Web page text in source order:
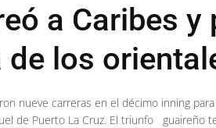
a Caribes y
los
nueve carreras en el décimo inning
de Puerto La Cruz. El triunfo guaireño